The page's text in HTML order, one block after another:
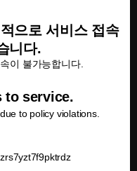
으로 서비스 접속
니다.
이 불가능합니다.
to service.
to policy violations.